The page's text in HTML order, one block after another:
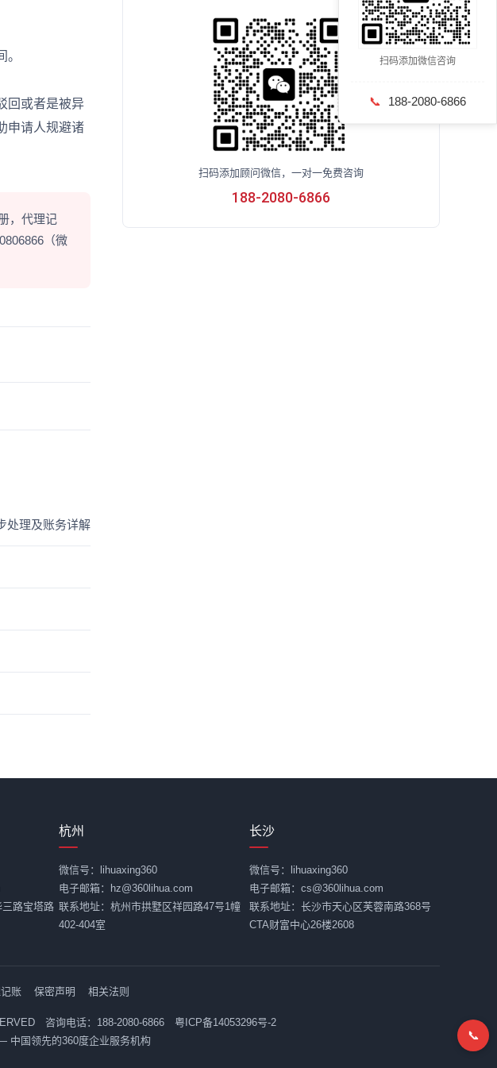
回或者是被异
申请人规避诸
，代理记
（微
处理及账务详解
扫码添加顾问微信，一对一免费咨询
188-2080-6866
扫码添加微信咨询
📞 188-2080-6866
📞
路宝塔路
杭州
微信号：lihuaxing360
电子邮箱：hz@360lihua.com
联系地址：杭州市拱墅区祥园路47号1幢
402-404室
长沙
微信号：lihuaxing360
电子邮箱：cs@360lihua.com
联系地址：长沙市天心区芙蓉南路368号
CTA财富中心26楼2608
账 保密声明 相关法则
咨询电话：188-2080-6866 粤ICP备14053296号-2
国领先的360度企业服务机构